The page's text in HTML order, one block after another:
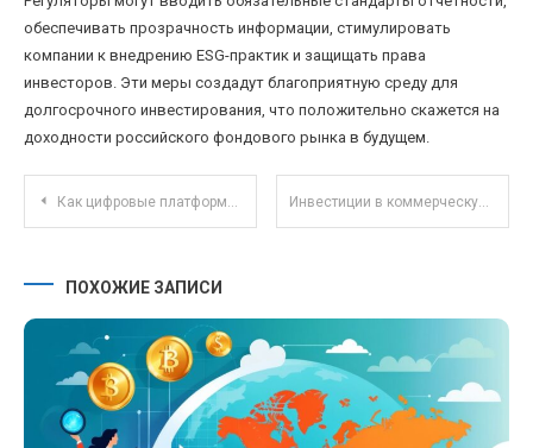
обеспечивать прозрачность информации, стимулировать
компании к внедрению ESG-практик и защищать права
инвесторов. Эти меры создадут благоприятную среду для
долгосрочного инвестирования, что положительно скажется на
доходности российского фондового рынка в будущем.
Навигация по записям
Как цифровые платформы платят налоги: новые правила для онлайн-бизнеса в 2025 году Инвестиции в коммерческую недвижимость: как выбрать объекты с высоким потенциалом доходности
ПОХОЖИЕ ЗАПИСИ